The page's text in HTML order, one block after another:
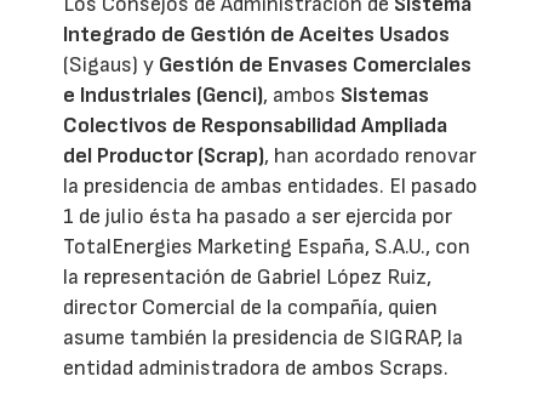
Integrado de Gestión de Aceites Usados
(Sigaus) y Gestión de Envases Comerciales
e Industriales (Genci), ambos Sistemas
Colectivos de Responsabilidad Ampliada
del Productor (Scrap), han acordado renovar
la presidencia de ambas entidades. El pasado
1 de julio ésta ha pasado a ser ejercida por
TotalEnergies Marketing España, S.A.U., con
la representación de Gabriel López Ruiz,
director Comercial de la compañía, quien
asume también la presidencia de SIGRAP, la
entidad administradora de ambos Scraps.